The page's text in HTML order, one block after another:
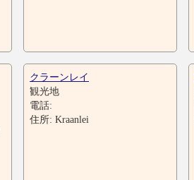
クラーンレイ
観光地
電話:
住所: Kraanlei